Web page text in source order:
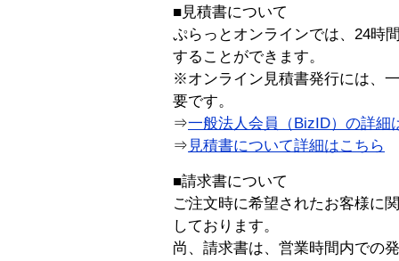
■見積書について
ぷらっとオンラインでは、24時
することができます。
※オンライン見積書発行には、
要です。
⇒一般法人会員（BizID）の詳細
⇒ 見積書について詳細はこちら
■請求書について
ご注文時に希望されたお客様に
しております。
尚、請求書は、営業時間内での